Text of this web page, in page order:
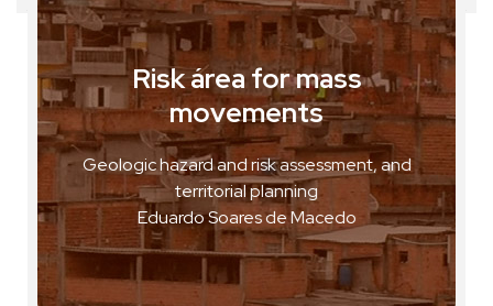
Risk área for mass
movements
Geologic hazard and risk assessment, and
territorial planning
Eduardo Soares de Macedo
São Paulo, Brasil
VER FOTO
VER GEOPOSTAL